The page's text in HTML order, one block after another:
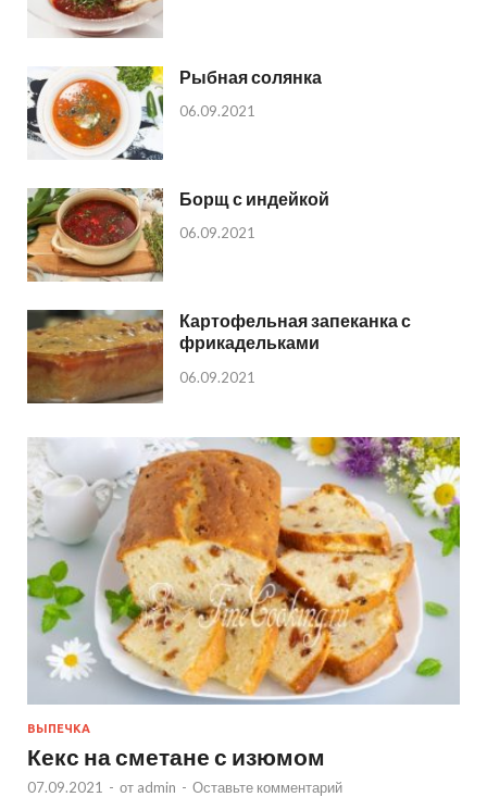
Рыбная солянка
06.09.2021
Борщ с индейкой
06.09.2021
Картофельная запеканка с
фрикадельками
06.09.2021
ВЫПЕЧКА
Кекс на сметане с изюмом
07.09.2021 - от admin - Оставьте комментарий